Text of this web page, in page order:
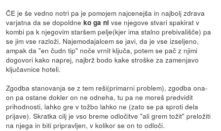
ČE je še vedno notri pa je pomojem najcenejša in najbolj zdrava
varjatna da se dopoldneko ga ni vse njegove stvari spakirat v
kombi pa k njegovim staršem pelje(kjer ima stalno prebivališče) pa
se jim vse razloži. Najemodajalcem se javi, da je vse izseljeno,
ampak da "en čudn tip" noče vrnit ključa, potem se pač z njimi
dogovori kako naprej, najbrž bodo kake stroške za zamenjavo
ključavnice hoteli.
Zgodba stanovanja se z tem reši(primarni problem), zgodba ona-
on pa ostane dokler on ne odneha, tu pa ne moreš predvidit
prihodnosti, lahko gre v tožbo lahko ne (zato se pa sproti dela
prijave). Skratka cilj je vso breme odločitve "ali grem tožit" preložiti
na njega in biti pripravljen, v kolikor se on to odloči.